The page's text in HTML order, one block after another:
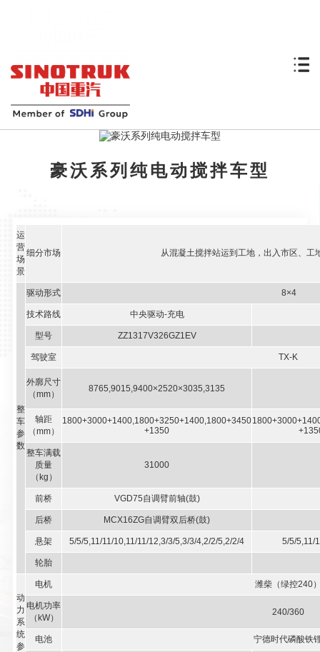
豪沃系列纯电动搅拌车型
运
营
场
景
细分市场 从混凝土搅拌站运到工地，出入市区、工
整
车
参
数
驱动形式 8×4
技术路线 中央驱动-充电
型号 ZZ1317V326GZ1EV
驾驶室 TX-K
外廓尺寸
（mm）
8765,9015,9400×2520×3035,3135
轴距
（mm）
1800+3000+1400,1800+3250+1400,1800+3450
+1350
整车满载
质量
（kg）
31000
前桥 VGD75自调臂前轴(鼓)
后桥 MCX16ZG自调臂双后桥(鼓)
悬架 5/5/5,11/11/10,11/11/12,3/3/5,3/3/4,2/2/5,2/2/4 5/5/5,11/
轮胎
动
力
系
统
参
电机 潍柴（绿控240
电机功率
（kW）
240/360
电池 宁德时代磷酸铁